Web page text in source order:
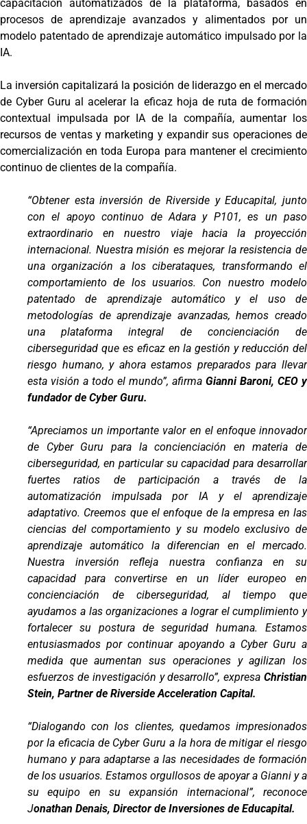
capacitación automatizados de la plataforma, basados en
procesos de aprendizaje avanzados y alimentados por un
modelo patentado de aprendizaje automático impulsado por la
IA.
La inversión capitalizará la posición de liderazgo en el mercado
de Cyber ​​Guru al acelerar la eficaz hoja de ruta de formación
contextual impulsada por IA de la compañía, aumentar los
recursos de ventas y marketing y expandir sus operaciones de
comercialización en toda Europa para mantener el crecimiento
continuo de clientes de la compañía.
“Obtener esta inversión de Riverside y Educapital, junto
con el apoyo continuo de Adara y P101, es un paso
extraordinario en nuestro viaje hacia la proyección
internacional. Nuestra misión es mejorar la resistencia de
una organización a los ciberataques, transformando el
comportamiento de los usuarios. Con nuestro modelo
patentado de aprendizaje automático y el uso de
metodologías de aprendizaje avanzadas, hemos creado
una plataforma integral de concienciación de
ciberseguridad que es eficaz en la gestión y reducción del
riesgo humano, y ahora estamos preparados para llevar
esta visión a todo el mundo”, afirma Gianni Baroni, CEO y
fundador de Cyber ​​Guru.
“Apreciamos un importante valor en el enfoque innovador
de Cyber ​​Guru para la concienciación en materia de
ciberseguridad, en particular su capacidad para desarrollar
fuertes ratios de participación a través de la
automatización impulsada por IA y el aprendizaje
adaptativo. Creemos que el enfoque de la empresa en las
ciencias del comportamiento y su modelo exclusivo de
aprendizaje automático la diferencian en el mercado.
Nuestra inversión refleja nuestra confianza en su
capacidad para convertirse en un líder europeo en
concienciación de ciberseguridad, al tiempo que
ayudamos a las organizaciones a lograr el cumplimiento y
fortalecer su postura de seguridad humana. Estamos
entusiasmados por continuar apoyando a Cyber ​​Guru a
medida que aumentan sus operaciones y agilizan los
esfuerzos de investigación y desarrollo”, expresa Christian
Stein, Partner de Riverside Acceleration Capital.
“Dialogando con los clientes, quedamos impresionados
por la eficacia de Cyber ​​Guru a la hora de mitigar el riesgo
humano y para adaptarse a las necesidades de formación
de los usuarios. Estamos orgullosos de apoyar a Gianni y a
su equipo en su expansión internacional”, reconoce
Jonathan Denais, Director de Inversiones de Educapital.